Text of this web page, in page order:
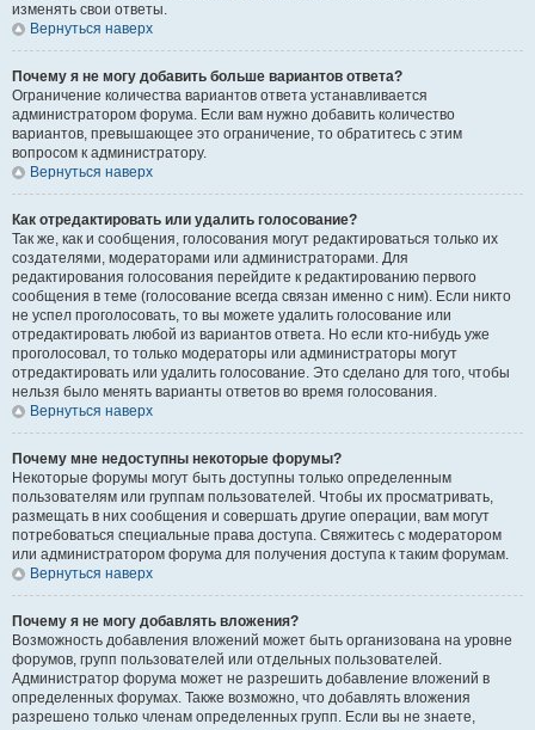
изменять свои ответы.
Вернуться наверх
Почему я не могу добавить больше вариантов ответа?
Ограничение количества вариантов ответа устанавливается
администратором форума. Если вам нужно добавить количество
вариантов, превышающее это ограничение, то обратитесь с этим
вопросом к администратору.
Вернуться наверх
Как отредактировать или удалить голосование?
Так же, как и сообщения, голосования могут редактироваться только их
создателями, модераторами или администраторами. Для
редактирования голосования перейдите к редактированию первого
сообщения в теме (голосование всегда связан именно с ним). Если никто
не успел проголосовать, то вы можете удалить голосование или
отредактировать любой из вариантов ответа. Но если кто-нибудь уже
проголосовал, то только модераторы или администраторы могут
отредактировать или удалить голосование. Это сделано для того, чтобы
нельзя было менять варианты ответов во время голосования.
Вернуться наверх
Почему мне недоступны некоторые форумы?
Некоторые форумы могут быть доступны только определенным
пользователям или группам пользователей. Чтобы их просматривать,
размещать в них сообщения и совершать другие операции, вам могут
потребоваться специальные права доступа. Свяжитесь с модератором
или администратором форума для получения доступа к таким форумам.
Вернуться наверх
Почему я не могу добавлять вложения?
Возможность добавления вложений может быть организована на уровне
форумов, групп пользователей или отдельных пользователей.
Администратор форума может не разрешить добавление вложений в
определенных форумах. Также возможно, что добавлять вложения
разрешено только членам определенных групп. Если вы не знаете,